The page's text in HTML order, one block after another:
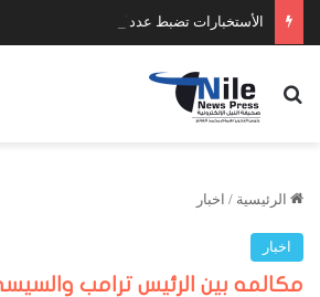
الأستخبارات تضبط عدد كبير من السلاح
بحث عن
الرئيسية / اخبار
اخبار
مكالمه بين الرئيس ترامب